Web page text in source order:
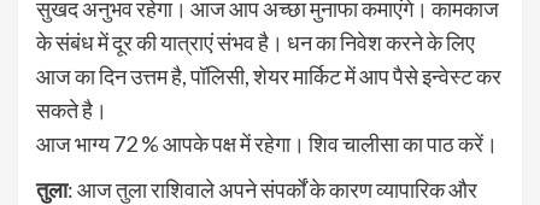
सुखद अनुभव रहेगा। आज आप अच्छा मुनाफा कमाएंगे। कामकाज
के संबंध में दूर की यात्राएं संभव है। धन का निवेश करने के लिए
आज का दिन उत्तम है, पॉलिसी, शेयर मार्किट में आप पैसे इन्वेस्ट कर
सकते है।
आज भाग्य 72 % आपके पक्ष में रहेगा। शिव चालीसा का पाठ करें।
तुला: आज तुला राशिवाले अपने संपर्कों के कारण व्यापारिक और